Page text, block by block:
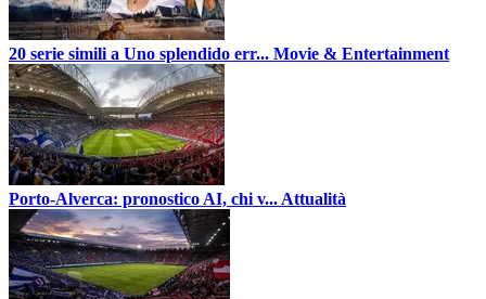
20 serie simili a Uno splendido err... Movie & Entertainment
Porto-Alverca: pronostico AI, chi v... Attualità